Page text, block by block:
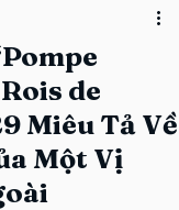
de
Miêu Tả Về
Một Vị